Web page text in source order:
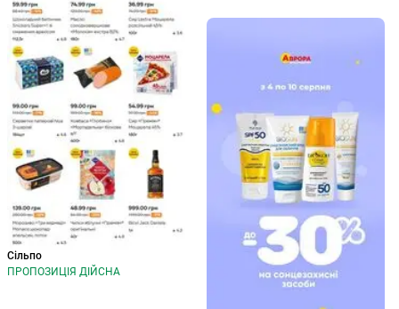
Сільпо
ПРОПОЗИЦІЯ ДІЙСНА